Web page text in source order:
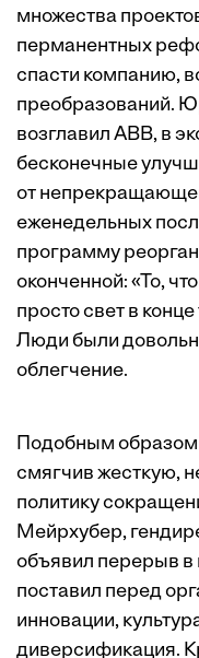
множества
перманентных
спасти компанию,
преобразований.
возглавил АВВ, в
бесконечные
от
еженедельных
программу
оконченной: «То,
просто свет в
Люди были
облегчение.
Подобным образом
смягчив жесткую,
политику
Мейрхубер,
объявил перерыв в
поставил перед
инновации,
диверсификация.